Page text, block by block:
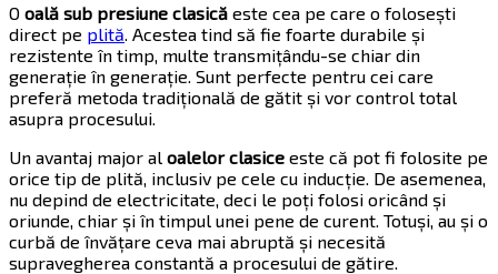
O oală sub presiune clasică este cea pe care o folosești
direct pe plită. Acestea tind să fie foarte durabile și
rezistente în timp, multe transmițându-se chiar din
generație în generație. Sunt perfecte pentru cei care
preferă metoda tradițională de gătit și vor control total
asupra procesului.
Un avantaj major al oalelor clasice este că pot fi folosite pe
orice tip de plită, inclusiv pe cele cu inducție. De asemenea,
nu depind de electricitate, deci le poți folosi oricând și
oriunde, chiar și în timpul unei pene de curent. Totuși, au și o
curbă de învățare ceva mai abruptă și necesită
supravegherea constantă a procesului de gătire.